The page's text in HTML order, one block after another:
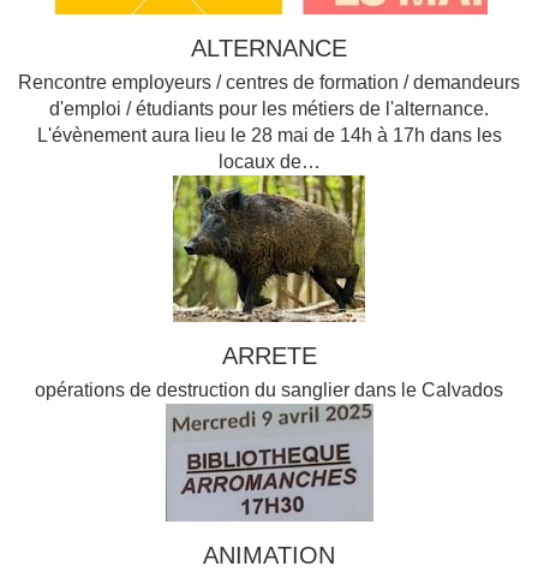
ALTERNANCE
Rencontre employeurs / centres de formation / demandeurs
d'emploi / étudiants pour les métiers de l'alternance.
L'évènement aura lieu le 28 mai de 14h à 17h dans les
locaux de…
ARRETE
opérations de destruction du sanglier dans le Calvados
ANIMATION